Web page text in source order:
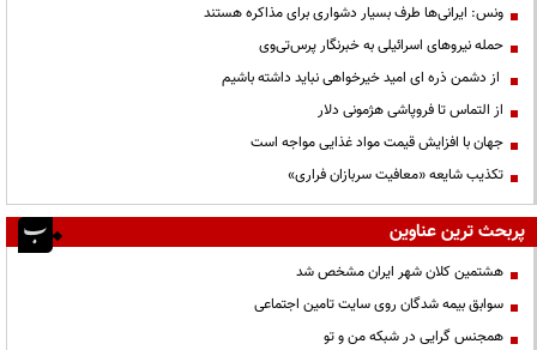
ونس: ایرانی‌ها طرف بسیار دشواری برای مذاکره هستند
حمله نیروهای اسرائیلی به خبرنگار پرس‌تی‌وی
از دشمن ذره ای امید خیرخواهی نباید داشته باشیم
از التماس تا فروپاشی هژمونی دلار
جهان با افزایش قیمت مواد غذایی مواجه است
تکذیب شایعه «معافیت سربازان فراری»
پربحث ترین عناوین
هشتمین کلان شهر ایران مشخص شد
سوابق بیمه شدگان روی سایت تامین اجتماعی
همجنس گرایی در شبکه من و تو